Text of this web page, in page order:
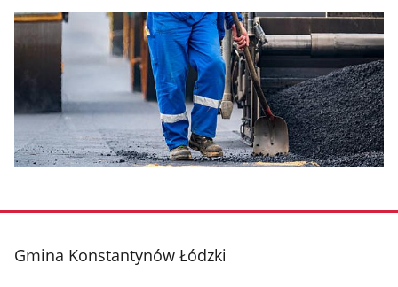
stopka
Gmina Konstantynów Łódzki